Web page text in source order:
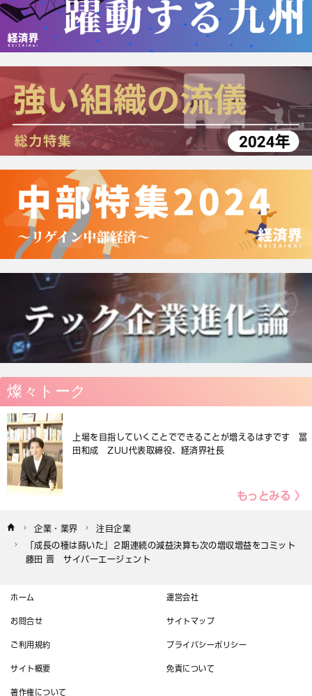
燦々トーク
上場を目指していくことでできることが増えるはずです 冨
田和成 ZUU代表取締役、経済界社長
もっとみる 〉
企業・業界
注目企業
「成長の種は蒔いた」２期連続の減益決算も次の増収増益をコミット
藤田 晋　サイバーエージェント
ホーム 運営会社
お問合せ サイトマップ
ご利用規約 プライバシーポリシー
サイト概要 免責について
著作権について